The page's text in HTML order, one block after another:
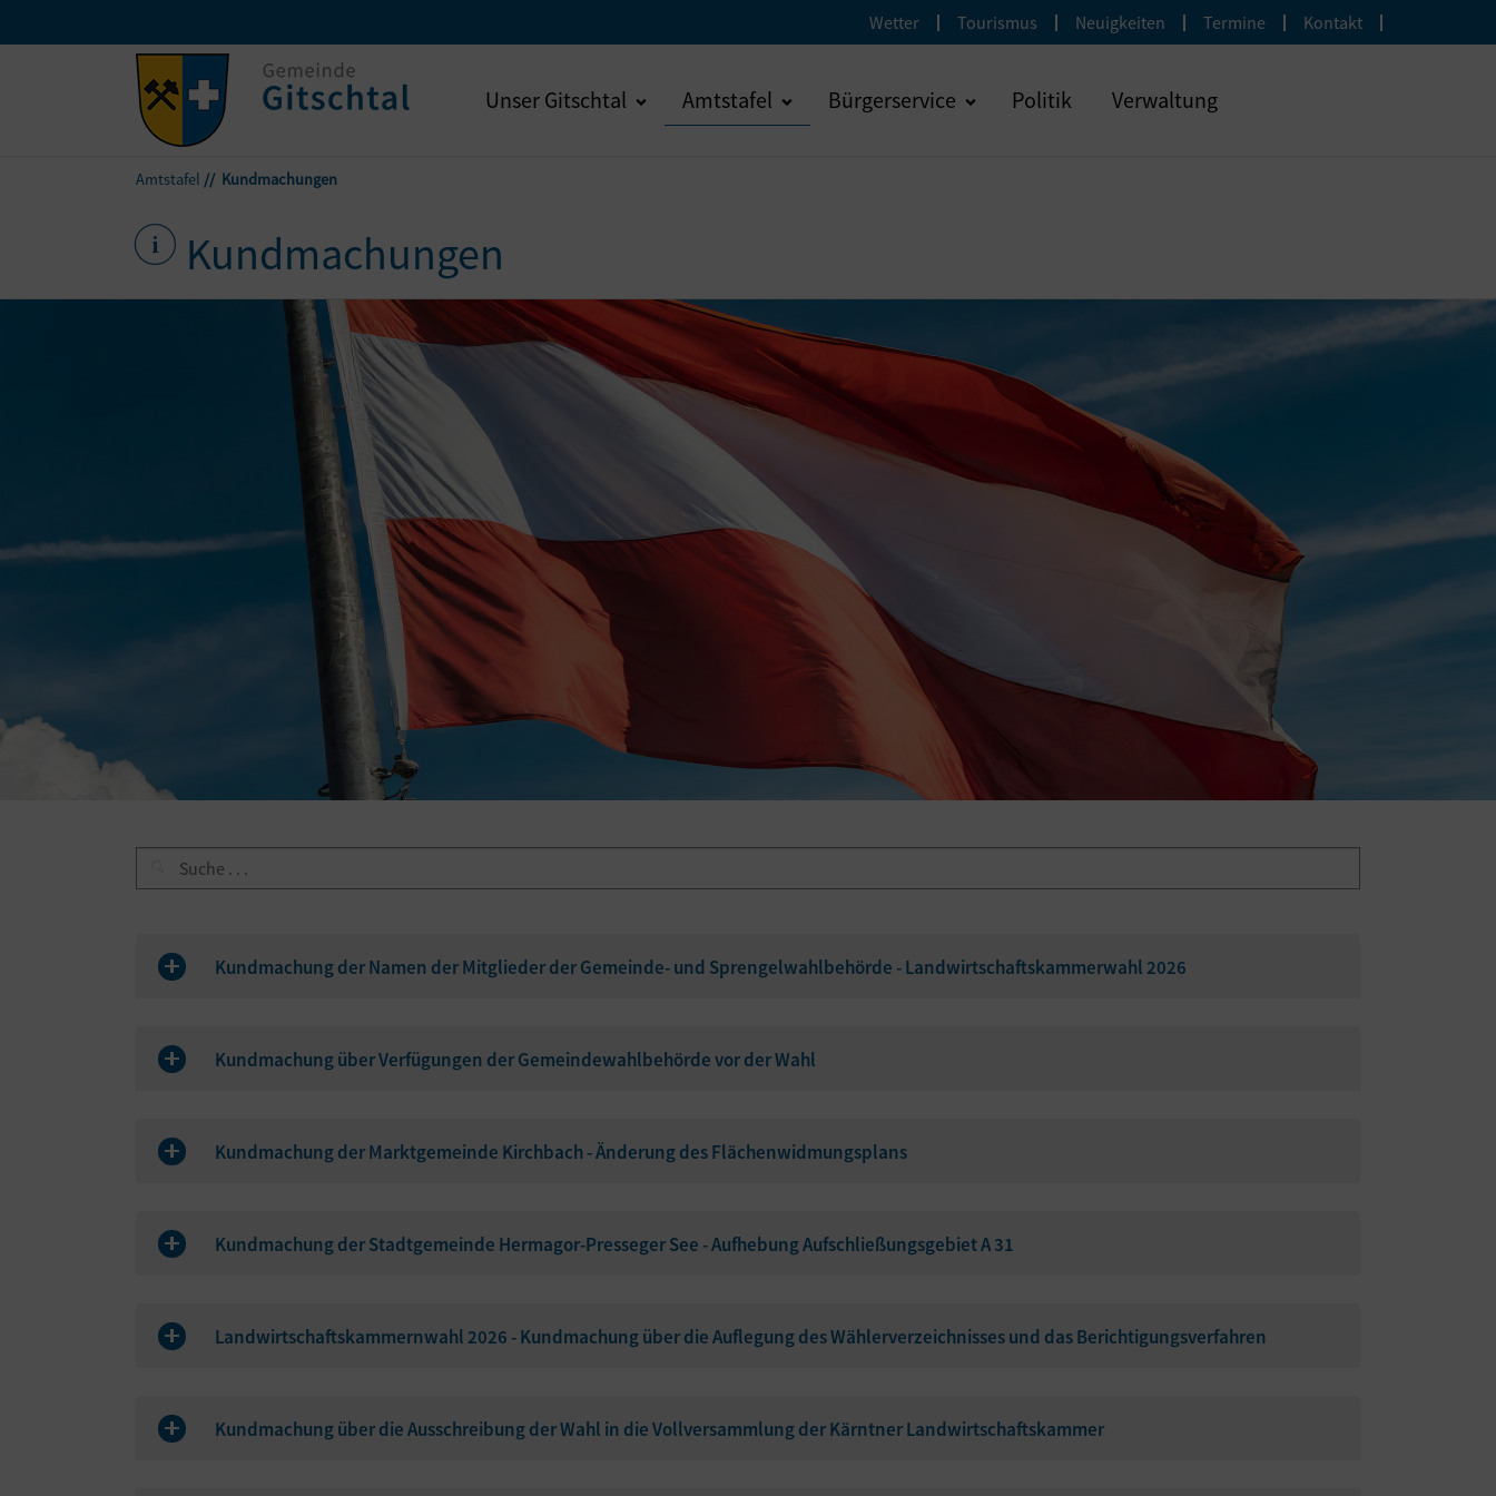
Wetter Tourismus Neuigkeiten Termine Kontakt
Unser Gitschtal Amtstafel Bürgerservice Politik Verwaltung
Amtstafel Kundmachungen
Kundmachungen
Kundmachung der Namen der Mitglieder der Gemeinde- und Sprengelwahlbehörde - Landwirtschaftskammerwahl 2026
Kundmachung über Verfügungen der Gemeindewahlbehörde vor der Wahl
Kundmachung der Marktgemeinde Kirchbach - Änderung des Flächenwidmungsplans
Kundmachung der Stadtgemeinde Hermagor-Presseger See - Aufhebung Aufschließungsgebiet A 31
Landwirtschaftskammernwahl 2026 - Kundmachung über die Auflegung des Wählerverzeichnisses und das Berichtigungsverfahren
Kundmachung über die Ausschreibung der Wahl in die Vollversammlung der Kärntner Landwirtschaftskammer